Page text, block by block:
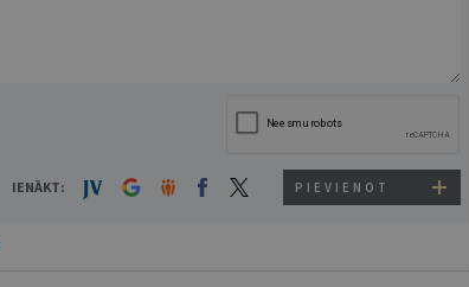
IENĀKT: PIEVIENOT